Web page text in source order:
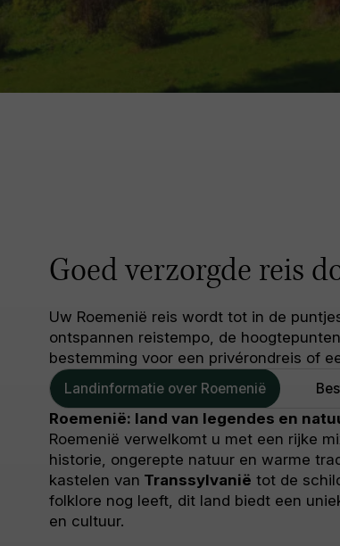
Goed verzorgde reis
Uw Roemenië reis wordt tot in de
ontspannen reistempo, de
bestemming voor een privérondreis of
Landinformatie over Roemenië
Roemenië: land van legendes en
Roemenië verwelkomt u met een rijke
historie, ongerepte natuur en warme
kastelen van Transsylvanië tot de
folklore nog leeft, dit land biedt een
en cultuur.